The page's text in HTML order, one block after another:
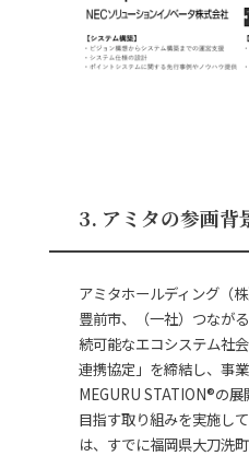
3. アミタの参画背
アミタホールディング（
豊前市、（一社）つなが
続可能なエコシステム社
連携協定」を締結し、事
MEGURU STATION®の
目指す取り組みを実施し
は、すでに福岡県大刀洗